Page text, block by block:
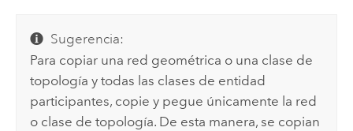
Sugerencia:
Para copiar una red geométrica o una clase de
topología y todas las clases de entidad
participantes, copie y pegue únicamente la red
o clase de topología. De esta manera, se copian